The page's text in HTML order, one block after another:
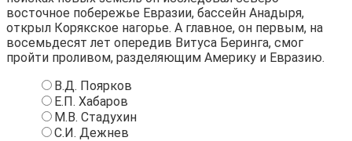
восточное побережье Евразии, бассейн Анадыря,
открыл Корякское нагорье. А главное, он первым, на
восемьдесят лет опередив Витуса Беринга, смог
пройти проливом, разделяющим Америку и Евразию.
В.Д. Поярков
Е.П. Хабаров
М.В. Стадухин
С.И. Дежнев